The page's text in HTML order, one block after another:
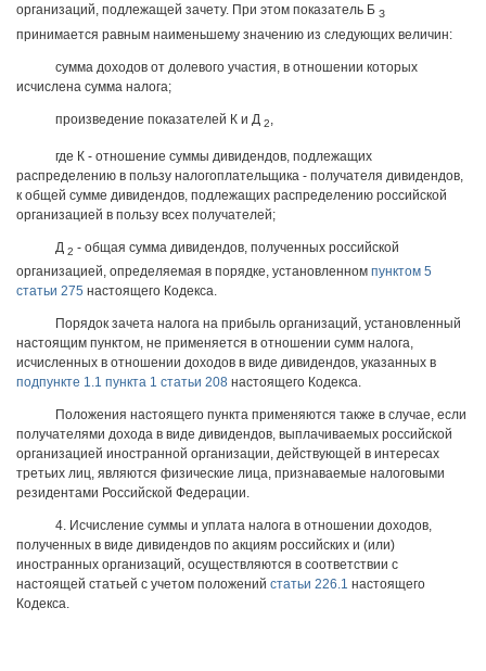
организаций, подлежащей зачету. При этом показатель Б З
принимается равным наименьшему значению из следующих величин:
сумма доходов от долевого участия, в отношении которых
исчислена сумма налога;
произведение показателей К и Д 2
где К - отношение суммы дивидендов, подлежащих
распределению в пользу налогоплательщика - получателя дивидендов,
к общей сумме дивидендов, подлежащих распределению российской
организацией в пользу всех получателей;
Д 2 - общая сумма дивидендов, полученных российской
организацией, определяемая в порядке, установленном пунктом 5
статьи 275 настоящего Кодекса.
Порядок зачета налога на прибыль организаций, установленный
настоящим пунктом, не применяется в отношении сумм налога,
исчисленных в отношении доходов в виде дивидендов, указанных в
подпункте 1.1 пункта 1 статьи 208 настоящего Кодекса.
Положения настоящего пункта применяются также в случае, если
получателями дохода в виде дивидендов, выплачиваемых российской
организацией иностранной организации, действующей в интересах
третьих лиц, являются физические лица, признаваемые налоговыми
резидентами Российской Федерации.
4. Исчисление суммы и уплата налога в отношении доходов,
полученных в виде дивидендов по акциям российских и (или)
иностранных организаций, осуществляются в соответствии с
настоящей статьей с учетом положений статьи 226.1 настоящего
Кодекса.